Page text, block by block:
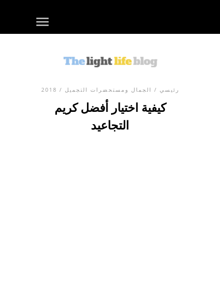
رئيسي / الجمال ومستحضرات التجميل / 2018
كيفية اختيار أفضل كريم
التجاعيد